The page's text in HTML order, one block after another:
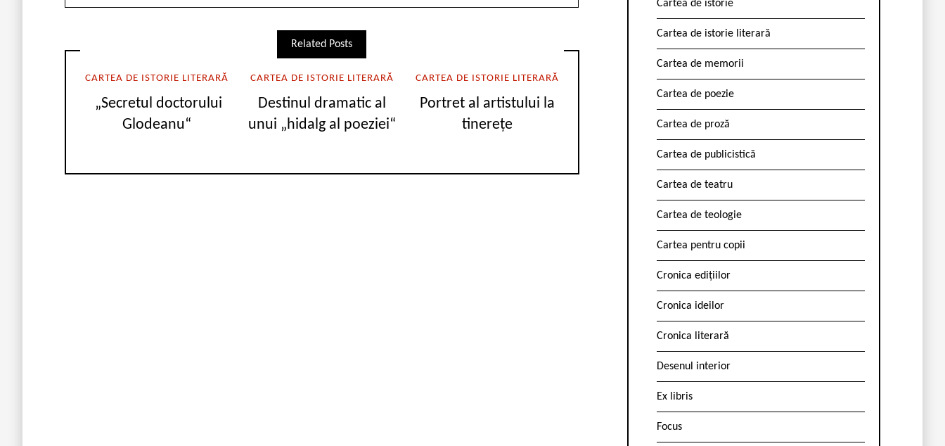
Related Posts
CARTEA DE ISTORIE LITERARĂ
„Secretul doctorului
Glodeanu“
CARTEA DE ISTORIE LITERARĂ
Destinul dramatic al
unui „hidalg al poeziei“
CARTEA DE ISTORIE LITERARĂ
Portret al artistului la
tinerețe
Cartea de istorie
Cartea de istorie literară
Cartea de memorii
Cartea de poezie
Cartea de proză
Cartea de publicistică
Cartea de teatru
Cartea de teologie
Cartea pentru copii
Cronica edițiilor
Cronica ideilor
Cronica literară
Desenul interior
Ex libris
Focus